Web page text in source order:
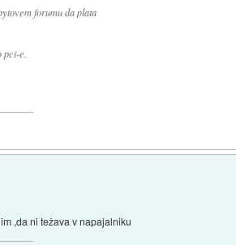
forumu da plata
e.
,da ni težava v napajalniku